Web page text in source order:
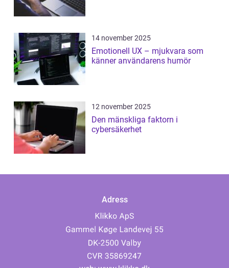
14 november 2025
Emotionell UX – mjukvara som
känner användarens humör
12 november 2025
Den mänskliga faktorn i
cybersäkerhet
Adress